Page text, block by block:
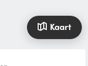
Kaart